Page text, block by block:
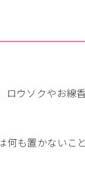
ウソクやお線
も置かないこ